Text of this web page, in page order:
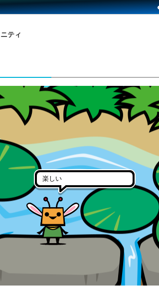
ティ
楽しい